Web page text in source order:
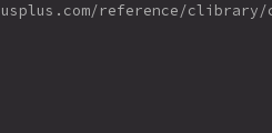
reference/